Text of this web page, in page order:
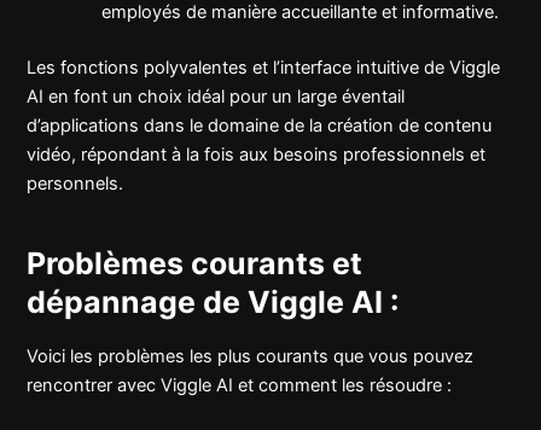
employés de manière accueillante et informative.
Les fonctions polyvalentes et l’interface intuitive de Viggle
AI en font un choix idéal pour un large éventail
d’applications dans le domaine de la création de contenu
vidéo, répondant à la fois aux besoins professionnels et
personnels.
Problèmes courants et
dépannage de Viggle AI :
Voici les problèmes les plus courants que vous pouvez
rencontrer avec Viggle AI et comment les résoudre :